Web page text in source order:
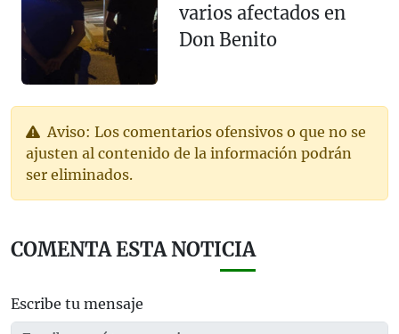
varios afectados en
Don Benito
Aviso: Los comentarios ofensivos o que no se
ajusten al contenido de la información podrán
ser eliminados.
COMENTA ESTA NOTICIA
Escribe tu mensaje